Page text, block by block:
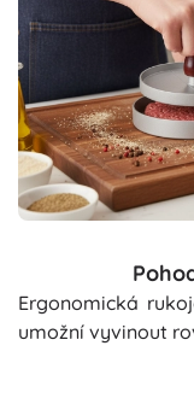
Ergonomická
umožní vyvinout